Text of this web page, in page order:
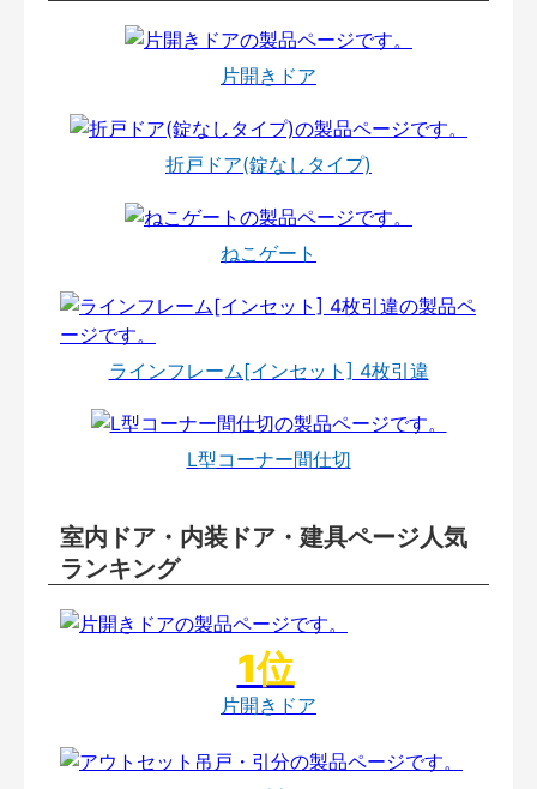
片開きドア
折戸ドア(錠なしタイプ)
ねこゲート
ラインフレーム[インセット] 4枚引違
L型コーナー間仕切
室内ドア・内装ドア・建具ページ人気
ランキング
片開きドア